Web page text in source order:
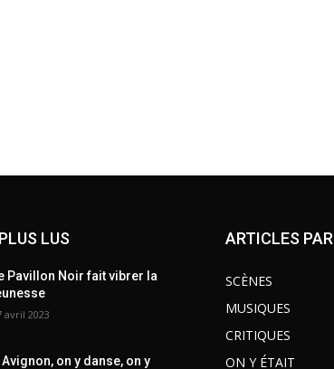
LUS
Pavillon Noir fait vibrer la
avril 2023
Avignon, on y danse, on y
ARTICLES
SCÈNES
MUSIQUES
CRITIQUES
ON Y ÉTAIT